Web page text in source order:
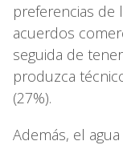
preferencias de
acuerdos
seguida de
produzca
(27%).
Además, el